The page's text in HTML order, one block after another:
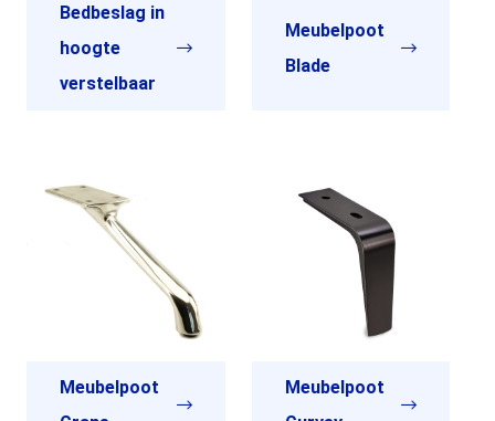
Bedbeslag in
hoogte
verstelbaar
Meubelpoot
Blade
Meubelpoot
Meubelpoot